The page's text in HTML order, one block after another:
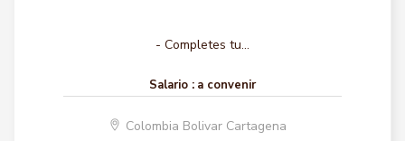
- Completes tu...
Salario : a convenir
Colombia Bolivar Cartagena